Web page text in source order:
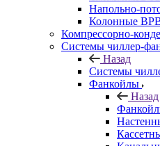
Напольно-
Колонные
Компрессорно-
Системы чиллер-
Назад
Системы
Фанкойлы
Назад